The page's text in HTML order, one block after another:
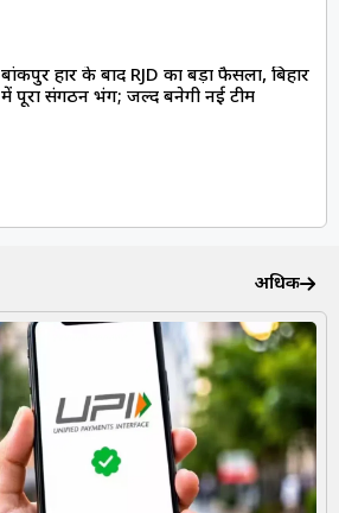
बांकीपुर हार के बाद RJD का बड़ा फैसला, बिहार
में पूरा संगठन भंग; जल्द बनेगी नई टीम
अधिक